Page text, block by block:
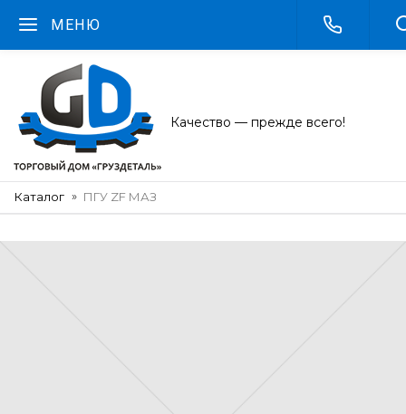
МЕНЮ
Качество — прежде всего!
Каталог ПГУ ZF МАЗ